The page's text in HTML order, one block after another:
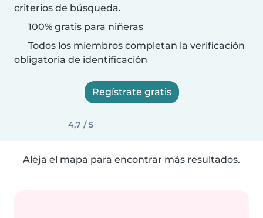
criterios de búsqueda.
100% gratis para niñeras
Todos los miembros completan la verificación
obligatoria de identificación
Regístrate gratis
4,7 / 5
Aleja el mapa para encontrar más resultados.